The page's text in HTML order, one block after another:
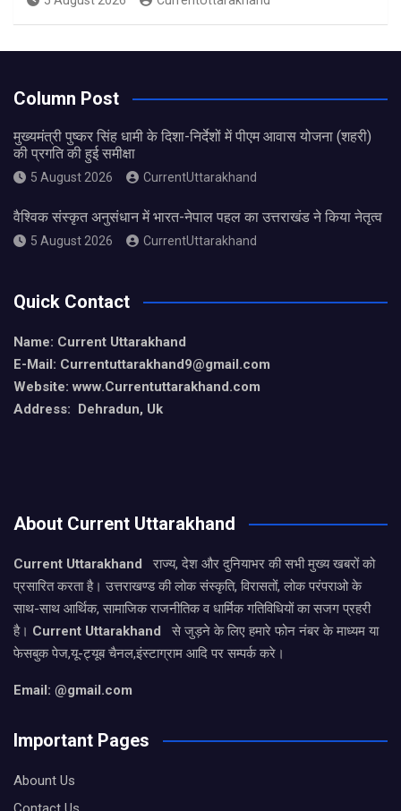
Column Post
मुख्यमंत्री पुष्कर सिंह धामी के दिशा-निर्देशों में पीएम आवास योजना (शहरी)
की प्रगति की हुई समीक्षा
5 August 2026 CurrentUttarakhand
वैश्विक संस्कृत अनुसंधान में भारत-नेपाल पहल का उत्तराखंड ने किया नेतृत्व
5 August 2026 CurrentUttarakhand
Quick Contact
Name: Current Uttarakhand
E-Mail: Currentuttarakhand9@gmail.com
Website: www.Currentuttarakhand.com
Address: Dehradun, Uk
About Current Uttarakhand
Current Uttarakhand
राज्य, देश और दुनियाभर की सभी मुख्य खबरों को
प्रसारित करता है। उत्तराखण्ड की लोक संस्कृति, विरासतों, लोक परंपराओ के
साथ-साथ आर्थिक, सामाजिक राजनीतिक व धार्मिक गतिविधियों का सजग प्रहरी
है। Current Uttarakhand
से जुड़ने के लिए हमारे फोन नंबर के माध्यम या
फेसबुक पेज,यू-ट्यूब चैनल,इंस्टाग्राम आदि पर सम्पर्क करे।
Email: @gmail.com
Important Pages
Abount Us